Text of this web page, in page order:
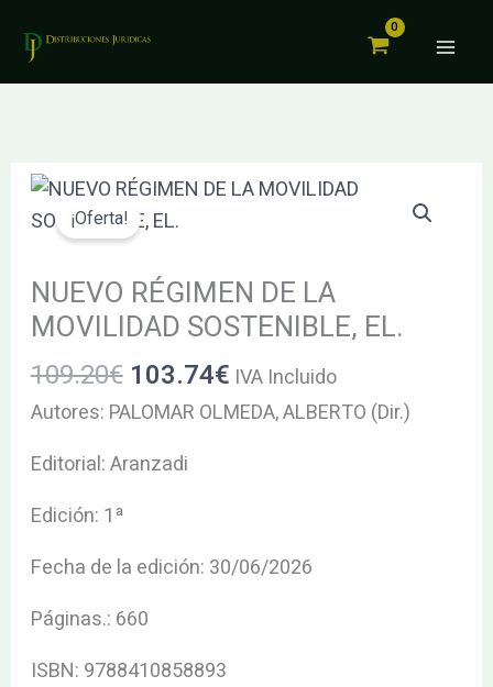
contenido
¡Oferta!
NUEVO RÉGIMEN DE LA
MOVILIDAD SOSTENIBLE, EL.
109.20€
El
precio
original
era:
109.20€.
103.74€
El
es:
103.74€.
IVA Incluido
Autores: PALOMAR OLMEDA, ALBERTO (Dir.)
Editorial: Aranzadi
Edición: 1ª
Fecha de la edición: 30/06/2026
Páginas.: 660
ISBN: 9788410858893
NUEVO
RÉGIMEN
LA
MOVILIDAD
EL.
cantidad
LA
MOVILIDAD
cantidad